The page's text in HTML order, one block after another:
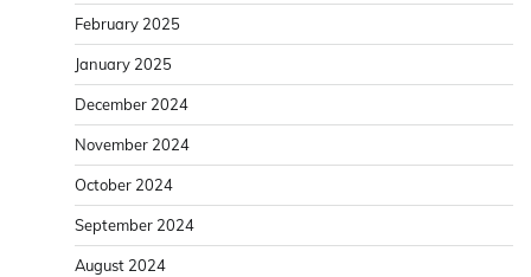
February 2025
January 2025
December 2024
November 2024
October 2024
September 2024
August 2024